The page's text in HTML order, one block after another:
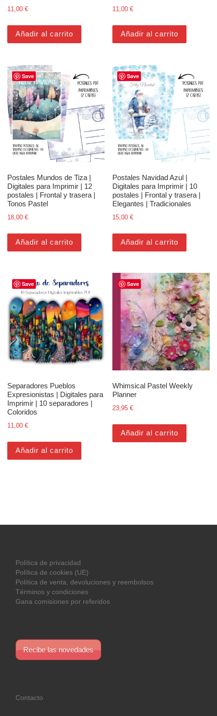
11,00 €
Añadir al carrito
11,00€
Añadir al carrito
Save
Postales Mundos de Tiza |
Digitales para Imprimir | 12
postales | Frontal y trasera |
Tonos Pastel
18,00 €
Añadir al carrito
Save
Postales Navidad Azul |
Digitales para Imprimir | 10
postales | Frontal y trasera |
Elegantes | Tradicionales
15,00€
Añadir al carrito
Save
Separadores Pueblos
Expresionistas | Digitales para
Imprimir | 10 separadores |
Coloridos
11,00 €
Añadir al carrito
Save
Whimsical Pastel Weekly
Planner
23,95€
Añadir al carrito
Política de privacidad
Política de cookies (UE)
Política de venta, devoluciones y reembolsos
Términos y condiciones
Gana comisiones por referidos
Recibe las novedades
Contacto